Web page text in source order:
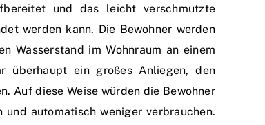
und das leicht verschmutzte
werden kann. Die Bewohner werden
Wasserstand im Wohnraum an einem
überhaupt ein großes Anliegen, den
Auf diese Weise würden die Bewohner
und automatisch weniger verbrauchen.